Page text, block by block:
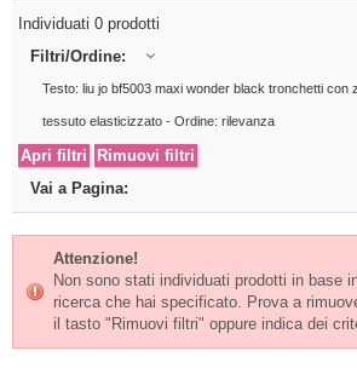
Individuati 0 prodotti
Filtri/Ordine:
Testo: liu jo bf5003 maxi wonder black tronchetti con
tessuto elasticizzato - Ordine: rilevanza
Vai a Pagina:
Attenzione!
Non sono stati individuati prodotti in base
ricerca che hai specificato. Prova a
il tasto "Rimuovi filtri" oppure indica dei